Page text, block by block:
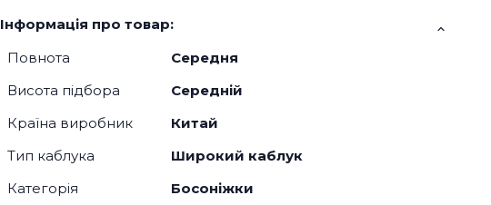
Інформація про товар:
Повнота
Середня
Висота підбора
Середній
Країна виробник
Китай
Тип каблука
Широкий каблук
Категорія
Босоніжки